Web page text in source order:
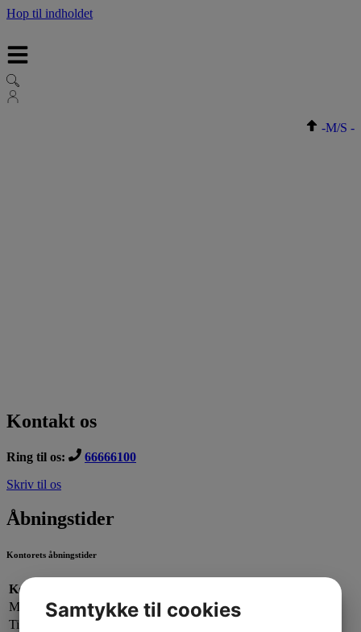
Hop til indholdet
-M/S -
Kontakt os
Ring til os:
66666100
Skriv til os
Åbningstider
Kontorets åbningstider
Kontorets åbningstider:
Mandag:
13.00 - 19.00
Tirsdag:
Samtykke til cookies